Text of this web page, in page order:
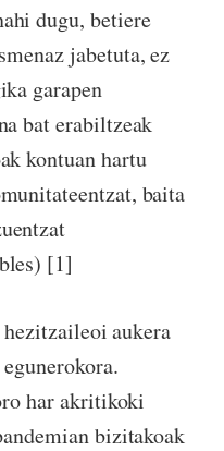
dugu, betiere
jabetuta, ez
garapen
bat erabiltzeak
kontuan hartu
baita
[1]
aukera
har akritikoki
bizitakoak